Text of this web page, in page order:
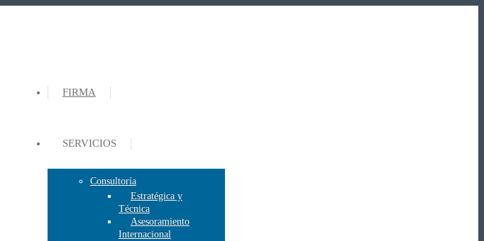
FIRMA
SERVICIOS
Consultoría
Estratégica y
Técnica
Asesoramiento
Internacional